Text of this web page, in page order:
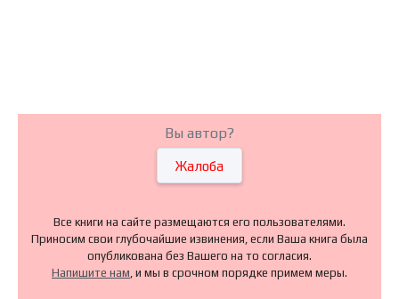
Вы автор?
Жалоба
Все книги на сайте размещаются его пользователями.
Приносим свои глубочайшие извинения, если Ваша книга была
опубликована без Вашего на то согласия.
Напишите нам , и мы в срочном порядке примем меры.